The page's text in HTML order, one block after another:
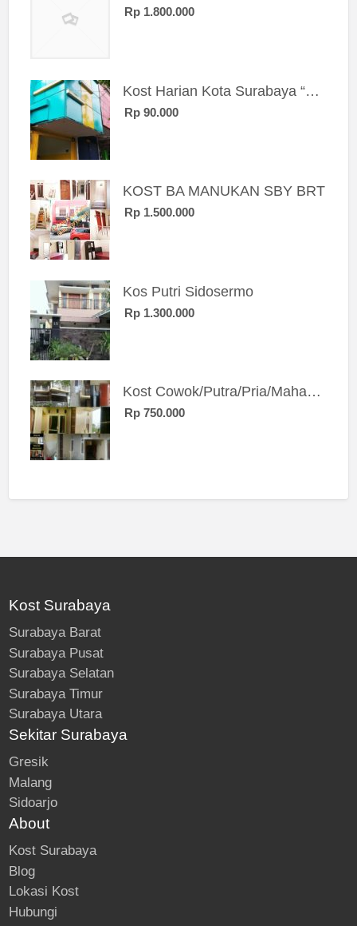
Rp 1.800.000
Kost Harian Kota Surabaya “Sierra Kost”
Rp 90.000
KOST BA MANUKAN SBY BRT
Rp 1.500.000
Kos Putri Sidosermo
Rp 1.300.000
Kost Cowok/Putra/Pria/Mahasiswa/Karyawan SIngle eksklusif bangunan baru
Rp 750.000
Kost Surabaya
Surabaya Barat
Surabaya Pusat
Surabaya Selatan
Surabaya Timur
Surabaya Utara
Sekitar Surabaya
Gresik
Malang
Sidoarjo
About
Kost Surabaya
Blog
Lokasi Kost
Hubungi